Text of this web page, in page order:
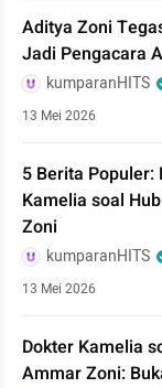
Aditya Zoni
Jadi Pengacara
kumparanHITS
13 Mei 2026
5 Berita Populer:
Kamelia soal
Zoni
kumparanHITS
13 Mei 2026
Dokter Kamelia
Ammar Zoni: